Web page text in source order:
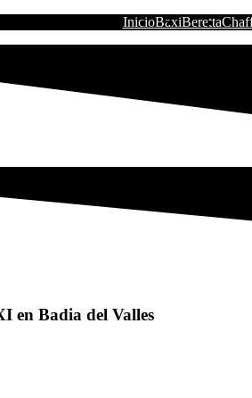
InicioBaxiBeretta
en Badia del Valles